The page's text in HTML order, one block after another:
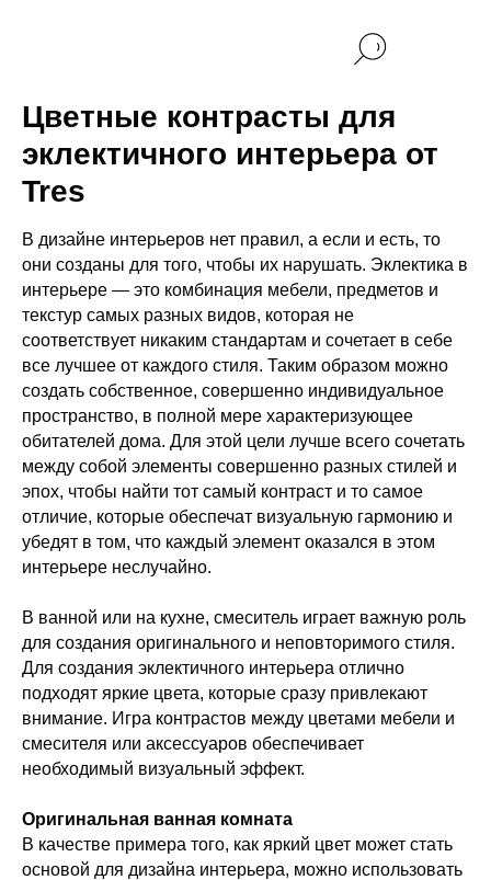
Цветные контрасты для
эклектичного интерьера от
Tres
В дизайне интерьеров нет правил, а если и есть, то
они созданы для того, чтобы их нарушать. Эклектика в
интерьере — это комбинация мебели, предметов и
текстур самых разных видов, которая не
соответствует никаким стандартам и сочетает в себе
все лучшее от каждого стиля. Таким образом можно
создать собственное, совершенно индивидуальное
пространство, в полной мере характеризующее
обитателей дома. Для этой цели лучше всего сочетать
между собой элементы совершенно разных стилей и
эпох, чтобы найти тот самый контраст и то самое
отличие, которые обеспечат визуальную гармонию и
убедят в том, что каждый элемент оказался в этом
интерьере неслучайно.
В ванной или на кухне, смеситель играет важную роль
для создания оригинального и неповторимого стиля.
Для создания эклектичного интерьера отлично
подходят яркие цвета, которые сразу привлекают
внимание. Игра контрастов между цветами мебели и
смесителя или аксессуаров обеспечивает
необходимый визуальный эффект.
Оригинальная ванная комната
В качестве примера того, как яркий цвет может стать
основой для дизайна интерьера, можно использовать